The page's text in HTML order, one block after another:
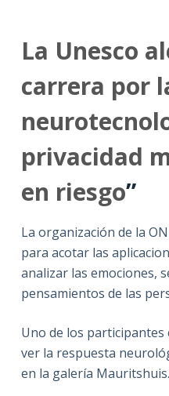
La Unesco
carrera por
privacidad
en riesgo”
La organización de la
para acotar las
analizar las emociones,
pensamientos de las
Uno de los
ver la respuesta
en la galería Mauritshuis.